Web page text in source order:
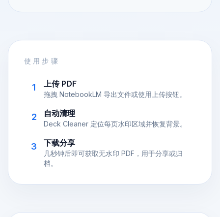
使用步骤
1 上传 PDF
拖拽 NotebookLM 导出文件或使用上传按钮。
2 自动清理
Deck Cleaner 定位每页水印区域并恢复背景。
3 下载分享
几秒钟后即可获取无水印 PDF，用于分享或归
档。